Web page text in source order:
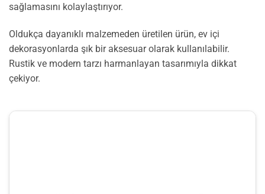
sağlamasını kolaylaştırıyor.
Oldukça dayanıklı malzemeden üretilen ürün, ev içi
dekorasyonlarda şık bir aksesuar olarak kullanılabilir.
Rustik ve modern tarzı harmanlayan tasarımıyla dikkat
çekiyor.